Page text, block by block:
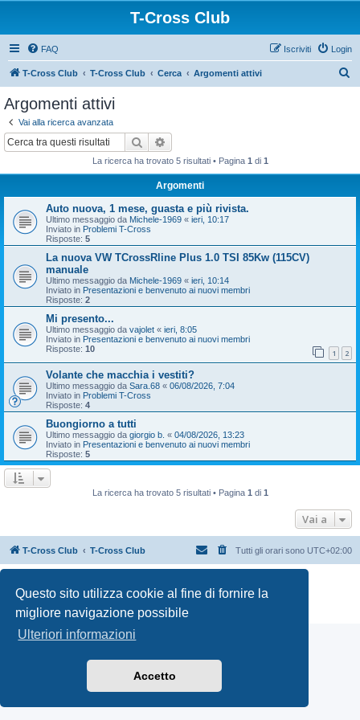
Questo sito utilizza cookie al fine di fornire la
migliore navigazione possibile
Ulteriori informazioni
Accetto
T-Cross Club
FAQ Login
Iscriviti
T-Cross Club T-Cross Club Cerca Argomenti attivi
Argomenti attivi
Vai alla ricerca avanzata
Cerca
La ricerca ha trovato 5 risultati • Pagina 1 di 1
Argomenti
Auto nuova, 1 mese, guasta e più rivista.
Ultimo messaggio da Michele-1969 « ieri, 10:17
Inviato in Problemi T-Cross
Risposte: 5
La nuova VW TCrossRline Plus 1.0 TSI 85Kw (115CV)
manuale
Ultimo messaggio da Michele-1969 « ieri, 10:14
Inviato in Presentazioni e benvenuto ai nuovi membri
Risposte: 2
Mi presento...
Ultimo messaggio da vajolet « ieri, 8:05
Inviato in Presentazioni e benvenuto ai nuovi membri
Risposte: 10 1 2
Volante che macchia i vestiti?
Ultimo messaggio da Sara.68 « 06/08/2026, 7:04
Inviato in Problemi T-Cross
Risposte: 4
Buongiorno a tutti
Ultimo messaggio da giorgio b. « 04/08/2026, 13:23
Inviato in Presentazioni e benvenuto ai nuovi membri
Risposte: 5
La ricerca ha trovato 5 risultati • Pagina 1 di 1
Vai a
T-Cross Club T-Cross Club Tutti gli orari sono UTC+02:00
Traduzione ItalianaphpBB-Italia.it
Privacy |Condizioni